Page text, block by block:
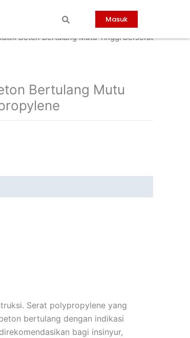
Masuk
Beton Bertulang Mutu Tinggi Berserat
Bertulang Mutu
Serat polypropylene yang
bertulang dengan indikasi
bagi insinyur,